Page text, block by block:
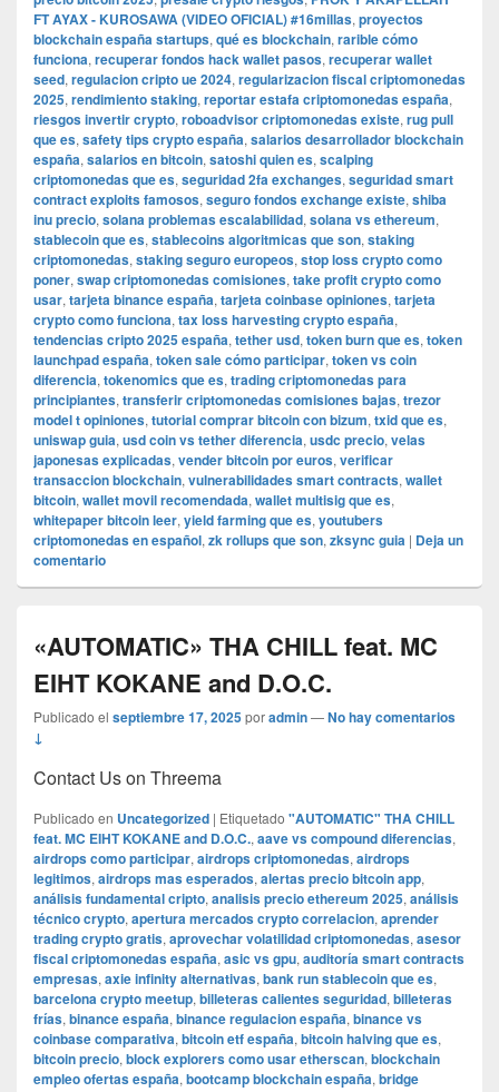
FT AYAX - KUROSAWA (VIDEO OFICIAL) #16millas, proyectos
blockchain españa startups, qué es blockchain, rarible cómo
funciona, recuperar fondos hack wallet pasos, recuperar wallet
seed, regulacion cripto ue 2024, regularizacion fiscal criptomonedas
2025, rendimiento staking, reportar estafa criptomonedas españa,
riesgos invertir crypto, roboadvisor criptomonedas existe, rug pull
que es, safety tips crypto españa, salarios desarrollador blockchain
españa, salarios en bitcoin, satoshi quien es, scalping
criptomonedas que es, seguridad 2fa exchanges, seguridad smart
contract exploits famosos, seguro fondos exchange existe, shiba
inu precio, solana problemas escalabilidad, solana vs ethereum,
stablecoin que es, stablecoins algoritmicas que son, staking
criptomonedas, staking seguro europeos, stop loss crypto como
poner, swap criptomonedas comisiones, take profit crypto como
usar, tarjeta binance españa, tarjeta coinbase opiniones, tarjeta
crypto como funciona, tax loss harvesting crypto españa,
tendencias cripto 2025 españa, tether usd, token burn que es, token
launchpad españa, token sale cómo participar, token vs coin
diferencia, tokenomics que es, trading criptomonedas para
principiantes, transferir criptomonedas comisiones bajas, trezor
model t opiniones, tutorial comprar bitcoin con bizum, txid que es,
uniswap guia, usd coin vs tether diferencia, usdc precio, velas
japonesas explicadas, vender bitcoin por euros, verificar
transaccion blockchain, vulnerabilidades smart contracts, wallet
bitcoin, wallet movil recomendada, wallet multisig que es,
whitepaper bitcoin leer, yield farming que es, youtubers
criptomonedas en español, zk rollups que son, zksync guia | Deja un
comentario
«AUTOMATIC» THA CHILL feat. MC
EIHT KOKANE and D.O.C.
Publicado el septiembre 17, 2025poradmin—No hay comentarios
↓
Contact Us on Threema
Publicado en Uncategorized | Etiquetado "AUTOMATIC" THA CHILL
feat. MC EIHT KOKANE and D.O.C., aave vs compound diferencias,
airdrops como participar, airdrops criptomonedas, airdrops
legitimos, airdrops mas esperados, alertas precio bitcoin app,
análisis fundamental cripto, analisis precio ethereum 2025, análisis
técnico crypto, apertura mercados crypto correlacion, aprender
trading crypto gratis, aprovechar volatilidad criptomonedas, asesor
fiscal criptomonedas españa, asic vs gpu, auditoría smart contracts
empresas, axie infinity alternativas, bank run stablecoin que es,
barcelona crypto meetup, billeteras calientes seguridad, billeteras
frías, binance españa, binance regulacion españa, binance vs
coinbase comparativa, bitcoin etf españa, bitcoin halving que es,
bitcoin precio, block explorers como usar etherscan, blockchain
empleo ofertas españa, bootcamp blockchain españa, bridge